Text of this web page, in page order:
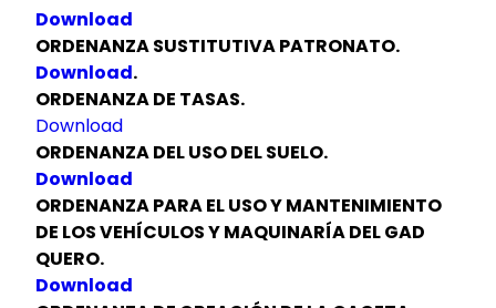
Download
ORDENANZA SUSTITUTIVA PATRONATO.
Download.
ORDENANZA DE TASAS.
Download
ORDENANZA DEL USO DEL SUELO.
Download
ORDENANZA PARA EL USO Y MANTENIMIENTO
DE LOS VEHÍCULOS Y MAQUINARÍA DEL GAD
QUERO.
Download